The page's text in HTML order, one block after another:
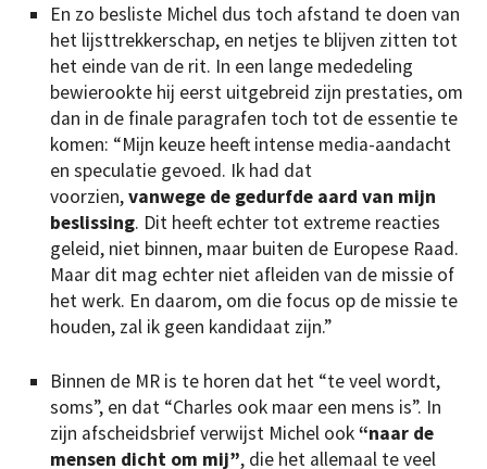
En zo besliste Michel dus toch afstand te doen van
het lijsttrekkerschap, en netjes te blijven zitten tot
het einde van de rit. In een lange mededeling
bewierookte hij eerst uitgebreid zijn prestaties, om
dan in de finale paragrafen toch tot de essentie te
komen: “Mijn keuze heeft intense media-aandacht
en speculatie gevoed. Ik had dat
voorzien,vanwege de gedurfde aard van mijn
beslissing. Dit heeft echter tot extreme reacties
geleid, niet binnen, maar buiten de Europese Raad.
Maar dit mag echter niet afleiden van de missie of
het werk. En daarom, om die focus op de missie te
houden, zal ik geen kandidaat zijn.”
Binnen de MR is te horen dat het “te veel wordt,
soms”, en dat “Charles ook maar een mens is”. In
zijn afscheidsbrief verwijst Michel ook“naar de
mensen dicht om mij”, die het allemaal te veel